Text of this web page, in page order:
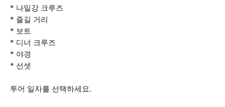
* 나일강 크루즈
* 즐길 거리
* 보트
* 디너 크루즈
* 야경
* 선셋
투어 일자를 선택하세요.